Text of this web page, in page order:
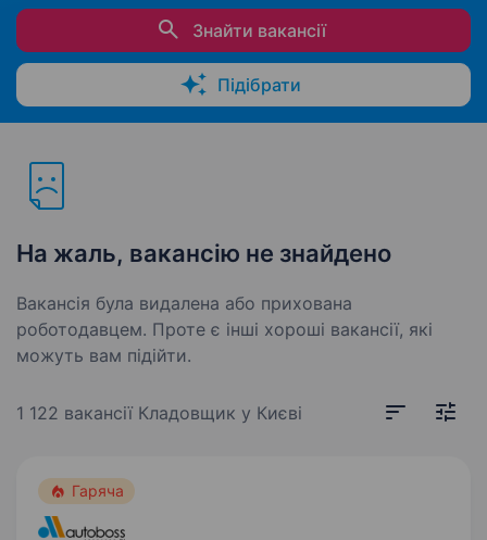
Знайти вакансії
Підібрати
На жаль, вакансію не знайдено
Вакансія була видалена або прихована
роботодавцем. Проте є інші хороші вакансії, які
можуть вам підійти.
1 122 вакансії Кладовщик у Києві
Гаряча